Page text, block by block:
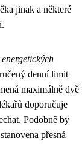
jinak a některé
denní limit
maximálně dvě
doporučuje
Podobně by
přesná